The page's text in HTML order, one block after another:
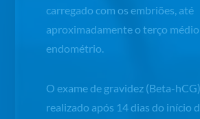
carregado com os embriões, até
aproximadamente o terço
endométrio.
O exame de gravidez (Beta-
realizado após 14 dias do início